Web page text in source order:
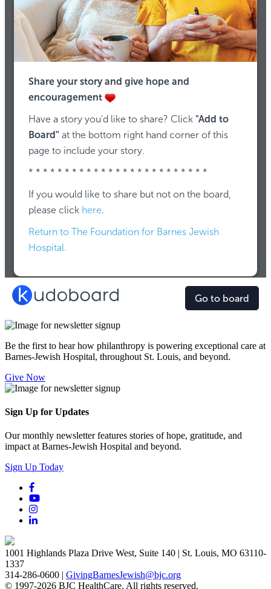
Be the first to hear how philanthropy is powering exceptional care at
Barnes-Jewish Hospital, throughout St. Louis, and beyond.
Give Now
Sign Up for Updates
Our monthly newsletter features stories of hope, gratitude, and
impact at Barnes-Jewish Hospital and beyond.
Sign Up Today
1001 Highlands Plaza Drive West, Suite 140 | St. Louis, MO 63110-
1337
314-286-0600 | GivingBarnesJewish@bjc.org
© 1997-2026 BJC HealthCare. All rights reserved.